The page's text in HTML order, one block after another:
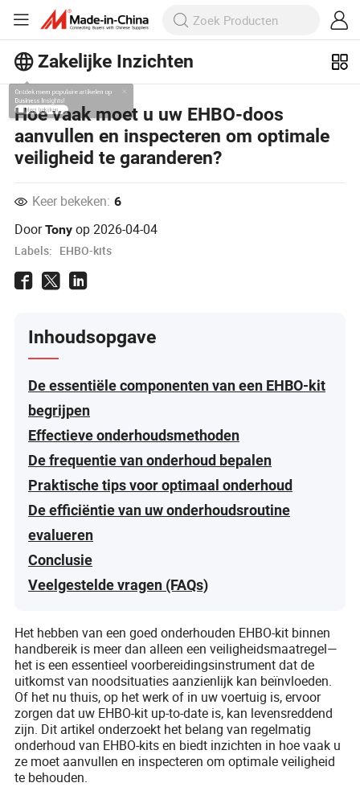
Zakelijke Inzichten
Ontdek meer populaire artikelen op
Business Insights!
Meer bekijken
Hoe vaak moet u uw EHBO-doos
aanvullen en inspecteren om optimale
veiligheid te garanderen?
Keer bekeken: 6
DoorTony op2026-04-04
Labels: EHBO-kits
Inhoudsopgave
De essentiële componenten van een EHBO-kit
begrijpen
Effectieve onderhoudsmethoden
De frequentie van onderhoud bepalen
Praktische tips voor optimaal onderhoud
De efficiëntie van uw onderhoudsroutine
evalueren
Conclusie
Veelgestelde vragen (FAQs)
Het hebben van een goed onderhouden EHBO-kit binnen
handbereik is meer dan alleen een veiligheidsmaatregel—
het is een essentieel voorbereidingsinstrument dat de
uitkomst van noodsituaties aanzienlijk kan beïnvloeden.
Of het nu thuis, op het werk of in uw voertuig is, ervoor
zorgen dat uw EHBO-kit up-to-date is, kan levensreddend
zijn. Dit artikel onderzoekt het belang van regelmatig
onderhoud van EHBO-kits en biedt inzichten in hoe vaak u
ze moet aanvullen en inspecteren om optimale veiligheid
te behouden.